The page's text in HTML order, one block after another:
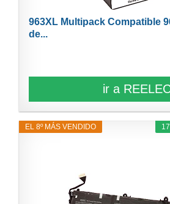
963XL Multipack Compatible
de...
ir a
EL 8º MÁS VENDIDO